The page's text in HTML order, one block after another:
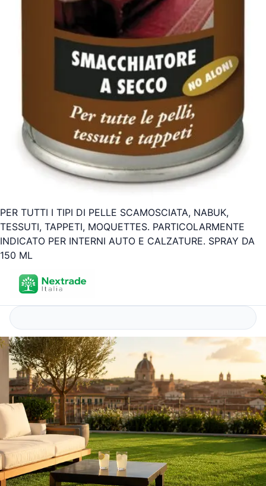
PER TUTTI I TIPI DI PELLE SCAMOSCIATA, NABUK,
TESSUTI, TAPPETI, MOQUETTES. PARTICOLARMENTE
INDICATO PER INTERNI AUTO E CALZATURE. SPRAY DA
150 ML